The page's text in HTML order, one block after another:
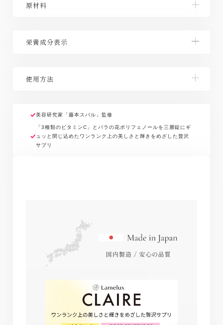
原材料
出物、加工油脂、ウコンエキス、エラスチン（魚由
色料（ビタミンB2）、糊料（CMC-Ca）、ヒマワリレ
栄養成分表示
3.6kcal、たんぱく質0.01g、脂質 0.03g、炭水化物
使用方法
がりください。
美容研究家「藤本スバル」監修
「3種類のビタミンC」とバラの花ポリフェノールを三層錠にギ
ュッと閉じ込めたワンランク上の美しさと輝きをめざした贅沢
サプリ